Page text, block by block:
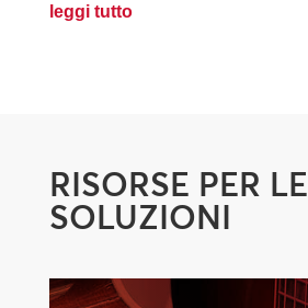
leggi tutto
RISORSE PER LE
SOLUZIONI